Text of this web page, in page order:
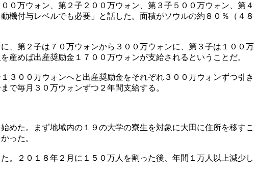
０万ウォン、第２子２００万ウォン、第３子５００万ウォン、第４
機付与レベルでも必要」と話した。面積がソウルの約８０％（４８
、第２子は７０万ウォンから３００万ウォンに、第３子は１００万
めば出産奨励金１７００万ウォンが支給されるということだ。
３００万ウォンへと出産奨励金をそれぞれ３００万ウォンずつ引き
で毎月３０万ウォンずつ２年間支給する。
めた。まず地域内の１９の大学の寮生を対象に大田に住所を移すこ
った。
。２０１８年２月に１５０万人を割った後、年間１万人以上減少し